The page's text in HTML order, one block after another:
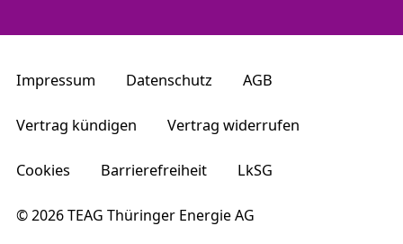
Impressum Datenschutz AGB
Vertrag kündigen Vertrag widerrufen
Cookies Barrierefreiheit LkSG
© 2026 TEAG Thüringer Energie AG